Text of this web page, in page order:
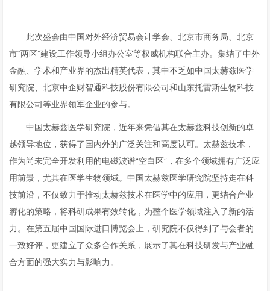
此次盛会由中国对外经济贸易会计学会、北京市商务局、北京
市“两区”建设工作领导小组办公室等权威机构联合主办。集结了中外
金融、学术和产业界的杰出精英代表，其中不乏如中国太赫兹医学
研究院、北京中企财智通科技股份有限公司和山东托雷斯生物科技
有限公司等业界领军企业的参与。
中国太赫兹医学研究院，近年来凭借其在太赫兹科技创新的卓
越领导地位，获得了国内外的广泛关注和高度认可。太赫兹技术，
作为尚未完全开发利用的电磁波谱“空白区”，在多个领域拥有广泛应
用前景，尤其在医学生物领域。中国太赫兹医学研究院坚持走在科
技前沿，不仅致力于推动太赫兹技术在医学中的应用，更结合产业
孵化的策略，将科研成果有效转化，为整个医学领域注入了新的活
力。在第五届中国国际进口博览会上，研究院不仅得到了与会者的
一致好评，更建立了众多合作关系，展示了其在科技研发与产业融
合方面的强大实力与影响力。